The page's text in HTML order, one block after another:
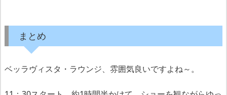
まとめ
ベッラヴィスタ・ラウンジ、雰囲気良いですよね～。